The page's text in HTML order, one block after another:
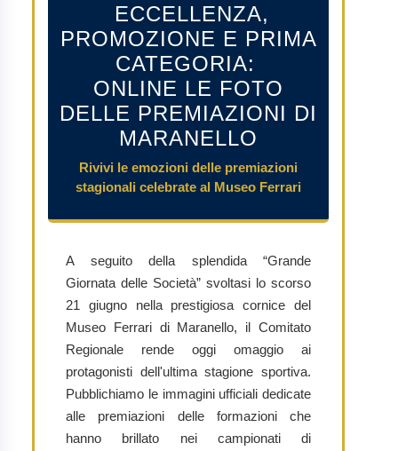
ECCELLENZA,
PROMOZIONE E PRIMA
CATEGORIA:
ONLINE LE FOTO
DELLE PREMIAZIONI DI
MARANELLO
Rivivi le emozioni delle premiazioni
stagionali celebrate al Museo Ferrari
A seguito della splendida “Grande
Giornata delle Società” svoltasi lo scorso
21 giugno nella prestigiosa cornice del
Museo Ferrari di Maranello, il Comitato
Regionale rende oggi omaggio ai
protagonisti dell'ultima stagione sportiva.
Pubblichiamo le immagini ufficiali dedicate
alle premiazioni delle formazioni che
hanno brillato nei campionati di